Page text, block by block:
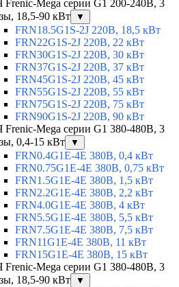
Mega серии G1 200-240В, 3
18,5-90 кВт
▼
FRN18.5G1S-2J 220В, 18,5 кВт
FRN22G1S-2J 220В, 22 кВт
FRN30G1S-2J 220В, 30 кВт
FRN37G1S-2J 220В, 37 кВт
FRN45G1S-2J 220В, 45 кВт
FRN55G1S-2J 220В, 55 кВт
FRN75G1S-2J 220В, 75 кВт
FRN90G1S-2J 220В, 90 кВт
Mega серии G1 380-480В, 3
0,4-15 кВт
▼
FRN0.4G1E-4E 380В, 0,4 кВт
FRN0.75G1E-4E 380В, 0,75 кВт
FRN1.5G1E-4E 380В, 1,5 кВт
FRN2.2G1E-4E 380В, 2,2 кВт
FRN4.0G1E-4E 380В, 4 кВт
FRN5.5G1E-4E 380В, 5,5 кВт
FRN7.5G1E-4E 380В, 7,5 кВт
FRN11G1E-4E 380В, 11 кВт
FRN15G1E-4E 380В, 15 кВт
Mega серии G1 380-480В, 3
18,5-90 кВт
▼